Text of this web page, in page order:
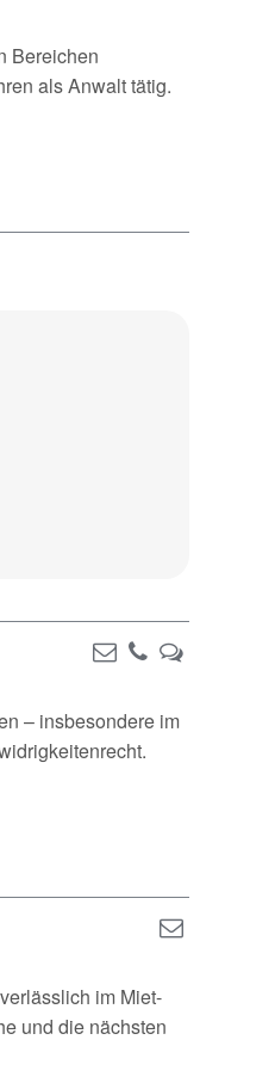
Bereichen
als Anwalt tätig.
– insbesondere im
im Miet-
und die nächsten